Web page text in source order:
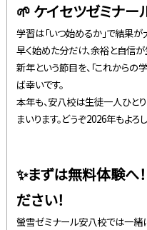
🌱 ケイセツゼミナー
学習は「いつ始めるか」で結果が
早く始めた分だけ、余裕と自信が
新年という節目を、「これから
ば幸いです。
本年も、安八校は生徒一人ひと
まいります。どうぞ2026年もよろし
✨まずは無料体験へ
ださい！
螢雪ゼミナール安八校では一緒